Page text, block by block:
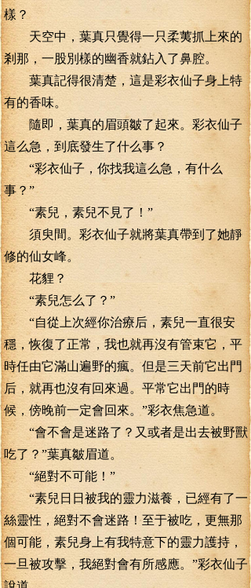
樣？
天空中，葉真只覺得一只柔荑抓上來的
剎那，一股別樣的幽香就鉆入了鼻腔。
葉真記得很清楚，這是彩衣仙子身上特
有的香味。
隨即，葉真的眉頭皺了起來。彩衣仙子
這么急，到底發生了什么事？
“彩衣仙子，你找我這么急，有什么
事？”
“素兒，素兒不見了！”
須臾間。彩衣仙子就將葉真帶到了她靜
修的仙女峰。
花貍？
“素兒怎么了？”
“自從上次經你治療后，素兒一直很安
穩，恢復了正常，我也就再沒有管束它，平
時任由它滿山遍野的瘋。但是三天前它出門
后，就再也沒有回來過。平常它出門的時
候，傍晚前一定會回來。”彩衣焦急道。
“會不會是迷路了？又或者是出去被野獸
吃了？”葉真皺眉道。
“絕對不可能！”
“素兒日日被我的靈力滋養，已經有了一
絲靈性，絕對不會迷路！至于被吃，更無那
個可能，素兒身上有我特意下的靈力護持，
一旦被攻擊，我絕對會有所感應。”彩衣仙子